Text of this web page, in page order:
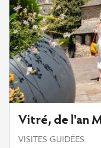
Vitré, de l'an
VISITES GUIDÉES